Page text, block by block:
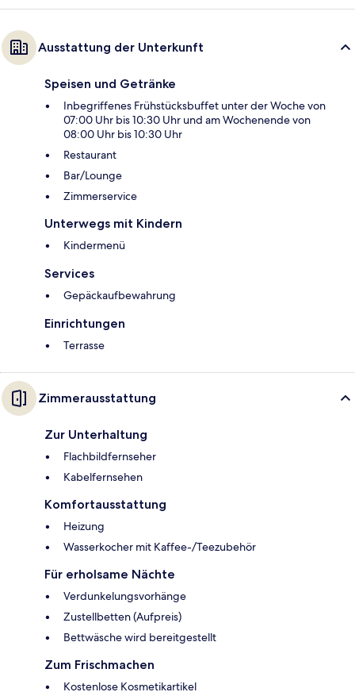
Ausstattung der Unterkunft
Speisen und Getränke
Inbegriffenes Frühstücksbuffet unter der Woche von
07:00 Uhr bis 10:30 Uhr und am Wochenende von
08:00 Uhr bis 10:30 Uhr
Restaurant
Bar/Lounge
Zimmerservice
Unterwegs mit Kindern
Kindermenü
Services
Gepäckaufbewahrung
Einrichtungen
Terrasse
Zimmerausstattung
Zur Unterhaltung
Flachbildfernseher
Kabelfernsehen
Komfortausstattung
Heizung
Wasserkocher mit Kaffee-/Teezubehör
Für erholsame Nächte
Verdunkelungsvorhänge
Zustellbetten (Aufpreis)
Bettwäsche wird bereitgestellt
Zum Frischmachen
Kostenlose Kosmetikartikel